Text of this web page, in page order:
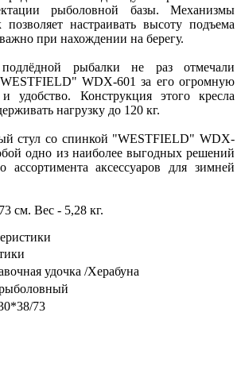
рыболовной базы. Механизмы
настраивать высоту подъема
при нахождении на берегу.
рыбалки не раз отмечали
WDX-601 за его огромную
удобство. Конструкция этого кресла
нагрузку до 120 кг.
стул со спинкой "WESTFIELD" WDX-
одно из наиболее выгодных решений
ассортимента аксессуаров для зимней
см. Вес - 5,28 кг.
удочка /Херабуна
73